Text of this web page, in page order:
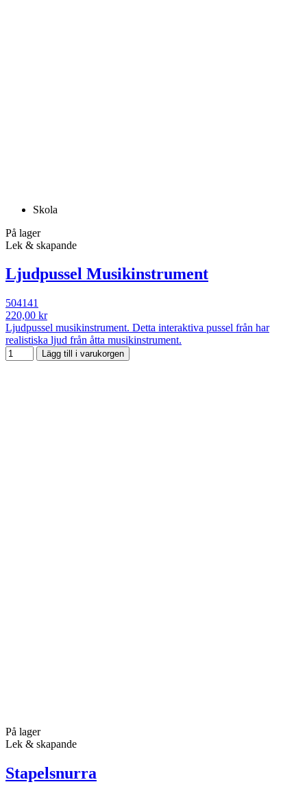
Skola
På lager
Lek & skapande
Ljudpussel Musikinstrument
504141
220,00 kr
Ljudpussel musikinstrument. Detta interaktiva pussel från har
realistiska ljud från åtta musikinstrument.
Lägg till i varukorgen
På lager
Lek & skapande
Stapelsnurra